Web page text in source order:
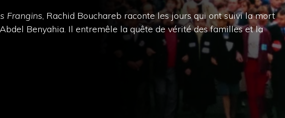
Frangins, Rachid Bouchareb raconte les jours qui ont suivi la mort
Benyahia. Il entremêle la quête de vérité des familles et la